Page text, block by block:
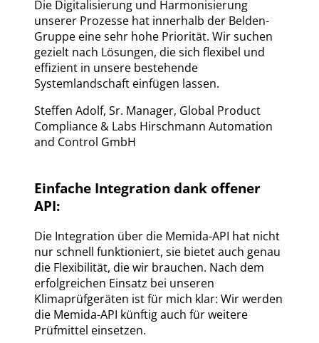
Die Digitalisierung und Harmonisierung
unserer Prozesse hat innerhalb der Belden-
Gruppe eine sehr hohe Priorität. Wir suchen
gezielt nach Lösungen, die sich flexibel und
effizient in unsere bestehende
Systemlandschaft einfügen lassen.
Steffen Adolf, Sr. Manager, Global Product
Compliance & Labs Hirschmann Automation
and Control GmbH
Einfache Integration dank offener
API:
Die Integration über die Memida-API hat nicht
nur schnell funktioniert, sie bietet auch genau
die Flexibilität, die wir brauchen. Nach dem
erfolgreichen Einsatz bei unseren
Klimaprüfgeräten ist für mich klar: Wir werden
die Memida-API künftig auch für weitere
Prüfmittel einsetzen.